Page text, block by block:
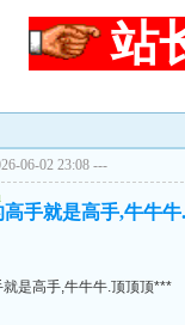
站
06-02 23:08 ---
手就是高手,牛牛
是高手,牛牛牛.顶顶顶***